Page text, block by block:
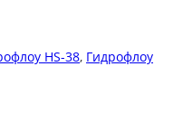
HS-38, Гидрофлоу